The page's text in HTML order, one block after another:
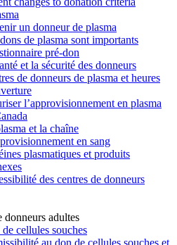
un donneur de plasma
de plasma sont importants
pré-don
et la sécurité des donneurs
de donneurs de plasma et heures
l’approvisionnement en plasma
et la chaîne
en sang
plasmatiques et produits
des centres de donneurs
donneurs adultes
cellules souches
au don de cellules souches et